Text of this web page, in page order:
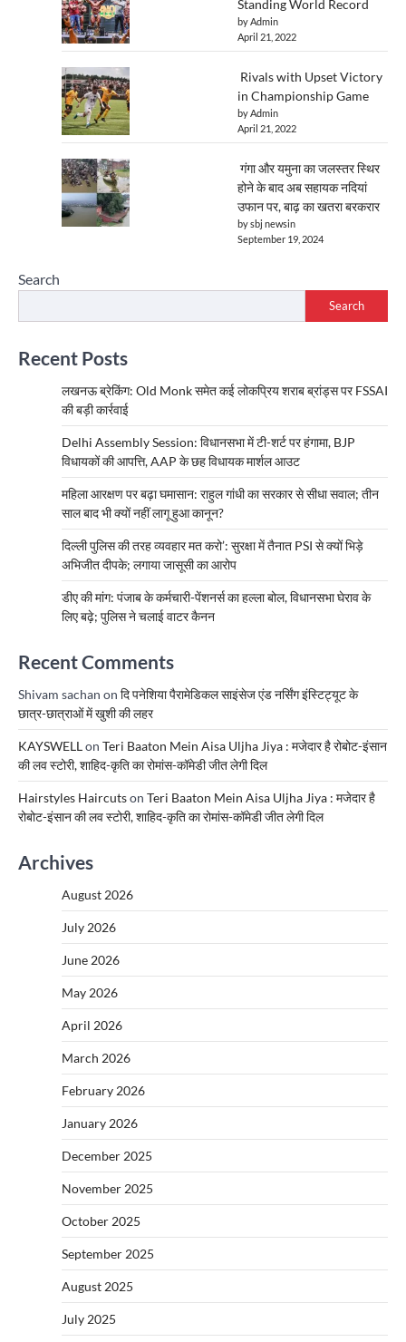
Standing World Record
by Admin
April 21, 2022
Rivals with Upset Victory
in Championship Game
by Admin
April 21, 2022
गंगा और यमुना का जलस्तर स्थिर
होने के बाद अब सहायक नदियां
उफान पर, बाढ़ का खतरा बरकरार
by sbj newsin
September 19, 2024
Search
Search
Recent Posts
लखनऊ ब्रेकिंग: Old Monk समेत कई लोकप्रिय शराब ब्रांड्स पर FSSAI
की बड़ी कार्रवाई
Delhi Assembly Session: विधानसभा में टी-शर्ट पर हंगामा, BJP
विधायकों की आपत्ति, AAP के छह विधायक मार्शल आउट
महिला आरक्षण पर बढ़ा घमासान: राहुल गांधी का सरकार से सीधा सवाल; तीन
साल बाद भी क्यों नहीं लागू हुआ कानून?
दिल्ली पुलिस की तरह व्यवहार मत करो’: सुरक्षा में तैनात PSI से क्यों भिड़े
अभिजीत दीपके; लगाया जासूसी का आरोप
डीए की मांग: पंजाब के कर्मचारी-पेंशनर्स का हल्ला बोल, विधानसभा घेराव के
लिए बढ़े; पुलिस ने चलाई वाटर कैनन
Recent Comments
Shivam sachan on दि पनेशिया पैरामेडिकल साइंसेज एंड नर्सिंग इंस्टिट्यूट के
छात्र-छात्राओं में खुशी की लहर
KAYSWELLon Teri Baaton Mein Aisa Uljha Jiya : मजेदार है रोबोट-इंसान
की लव स्टोरी, शाहिद-कृति का रोमांस-कॉमेडी जीत लेगी दिल
Hairstyles Haircutson Teri Baaton Mein Aisa Uljha Jiya : मजेदार है
रोबोट-इंसान की लव स्टोरी, शाहिद-कृति का रोमांस-कॉमेडी जीत लेगी दिल
Archives
August 2026
July 2026
June 2026
May 2026
April 2026
March 2026
February 2026
January 2026
December 2025
November 2025
October 2025
September 2025
August 2025
July 2025